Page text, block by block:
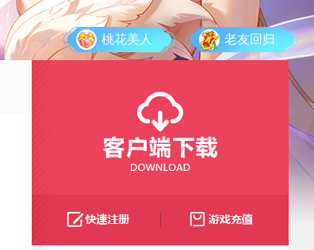
老友回归
桃花美人